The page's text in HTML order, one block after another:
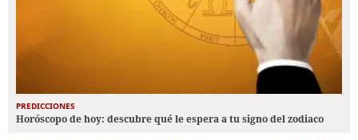
PREDICCIONES
Horóscopo de hoy: descubre qué le espera a tu signo del zodiaco